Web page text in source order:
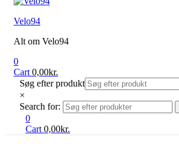
Velo94
Alt om Velo94
0
Cart 0,00kr.
Søg efter produkt
×
Search for:
0
Cart 0,00kr.